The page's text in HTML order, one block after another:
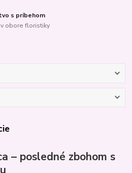
s príbehom
obore floristiky
– posledné zbohom s